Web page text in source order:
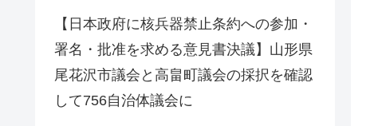
【日本政府に核兵器禁止条約への参加・
署名・批准を求める意見書決議】山形県
尾花沢市議会と高畠町議会の採択を確認
して756自治体議会に